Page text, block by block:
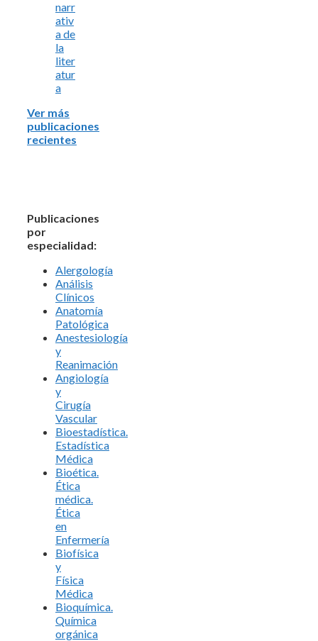
narr
ativ
a de
la
liter
atur
a
Ver más
publicaciones
recientes
Publicaciones
por
especialidad:
Alergología
Análisis
Clínicos
Anatomía
Patológica
Anestesiología
y
Reanimación
Angiología
y
Cirugía
Vascular
Bioestadística.
Estadística
Médica
Bioética.
Ética
médica.
Ética
en
Enfermería
Biofísica
y
Física
Médica
Bioquímica.
Química
orgánica